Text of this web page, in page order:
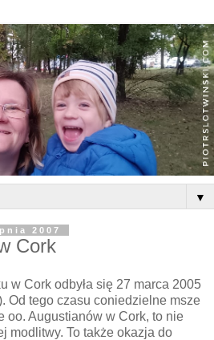
▼
2007
Cork
w Cork odbyła się 27 marca 2005
Od tego czasu coniedzielne msze
oo. Augustianów w Cork, to nie
modlitwy. To także okazja do